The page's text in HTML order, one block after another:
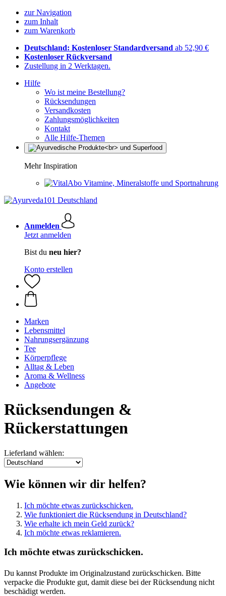
zur Navigation
zum Inhalt
zum Warenkorb
Deutschland: Kostenloser Standardversand ab 52,90 €
Kostenloser Rückversand
Zustellung in 2 Werktagen.
Hilfe
Wo ist meine Bestellung?
Rücksendungen
Versandkosten
Zahlungsmöglichkeiten
Kontakt
Alle Hilfe-Themen
Mehr Inspiration
Vitamine, Mineralstoffe und Sportnahrung
Anmelden
Jetzt anmelden
Bist du neu hier?
Konto erstellen
Marken
Lebensmittel
Nahrungsergänzung
Tee
Körperpflege
Alltag & Leben
Aroma & Wellness
Angebote
Rücksendungen &
Rückerstattungen
Lieferland wählen:
Wie können wir dir helfen?
Ich möchte etwas zurückschicken.
Wie funktioniert die Rücksendung in Deutschland?
Wie erhalte ich mein Geld zurück?
Ich möchte etwas reklamieren.
Ich möchte etwas zurückschicken.
Du kannst Produkte im Originalzustand zurückschicken. Bitte
verpacke die Produkte gut, damit diese bei der Rücksendung nicht
beschädigt werden.